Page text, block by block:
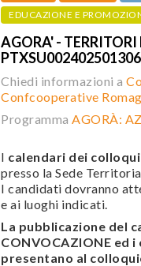
EDUCAZIONE E
AGORA' -
Chiedi informazioni a
Confcooperative
Programma AGORÀ:
I calendari dei
presso la Sede
I candidati dovranno
e ai luoghi indicati.
La pubblicazione del
CONVOCAZIONE ed
presentano al